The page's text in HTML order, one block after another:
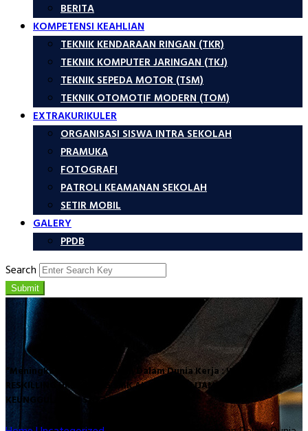
BERITA
KOMPETENSI KEAHLIAN
TEKNIK KENDARAAN RINGAN (TKR)
TEKNIK KOMPUTER JARINGAN (TKJ)
TEKNIK SEPEDA MOTOR (TSM)
TEKNIK OTOMOTIF MODERN (TOM)
EXTRAKURIKULER
ORGANISASI SISWA INTRA SEKOLAH
PRAMUKA
FOTOGRAFI
PATROLI KEAMANAN SEKOLAH
SETIR MOBIL
GALERY
PPDB
Search
Submit
“Meningkatkan Kemampuan Dalam Dunia Kerja : WORKSHOP
RESKILLING UPSKILLING SMK AL ISLAM KALIJAMBE SMK PUSAT
KEUNGGULAN 20 S/d 22 November 2023”